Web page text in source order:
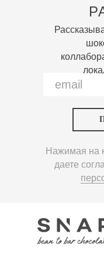
Нажимая на
даете